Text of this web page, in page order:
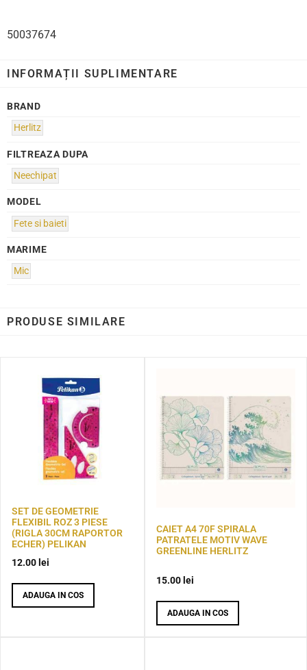
50037674
INFORMAȚII SUPLIMENTARE
BRAND
Herlitz
FILTREAZA DUPA
Neechipat
MODEL
Fete si baieti
MARIME
Mic
PRODUSE SIMILARE
SET DE GEOMETRIE
FLEXIBIL ROZ 3 PIESE
(RIGLA 30CM RAPORTOR
ECHER) PELIKAN
12.00 lei
ADAUGA IN COS
CAIET A4 70F SPIRALA
PATRATELE MOTIV WAVE
GREENLINE HERLITZ
15.00 lei
ADAUGA IN COS